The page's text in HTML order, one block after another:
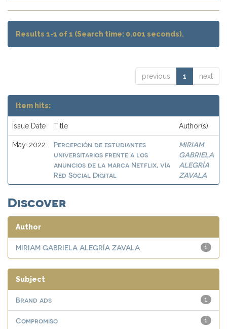
Results 1-1 of 1 (Search time: 0.001 seconds).
previous 1 next
Item hits:
Issue Date Title Author(s)
May-2022
Percepción de estudiantes
universitarios frente a los
anuncios de la marca Netflix, vía
Red Social Digital
MIRIAM
GABRIELA
ALEGRÍA
ZAVALA
Discover
Author
1
MIRIAM GABRIELA ALEGRÍA ZAVALA
Subject
1
Brand ads
1
Compromiso